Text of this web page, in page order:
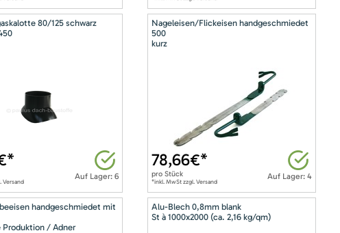
80/125 schwarz
Auf Lager: 6
Versand
Nageleisen/Flickeisen handgeschmiedet
500
kurz
Auf Lager: 4
78,66€*
proStück
*inkl. MwSt zzgl. Versand
handgeschmiedet mit
Produktion / Adner
Alu-Blech 0,8mm blank
St à 1000x2000 (ca. 2,16 kg/qm)